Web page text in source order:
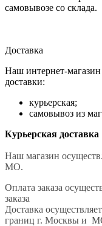
самовывозе со склада.
Доставка
Наш интернет-магазин
доставки:
курьерская;
самовывоз из
Курьерская доставка
Наш магазин
МО.
Оплата заказа
заказа
Доставка
границ г. Москвы и